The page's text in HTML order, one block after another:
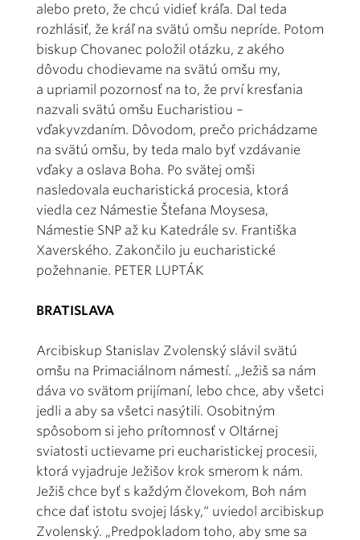
alebo preto, že chcú vidieť kráľa. Dal teda
rozhlásiť, že kráľ na svätú omšu nepríde. Potom
biskup Chovanec položil otázku, z akého
dôvodu chodievame na svätú omšu my,
a upriamil pozornosť na to, že prví kresťania
nazvali svätú omšu Eucharistiou –
vďakyvzdaním. Dôvodom, prečo prichádzame
na svätú omšu, by teda malo byť vzdávanie
vďaky a oslava Boha. Po svätej omši
nasledovala eucharistická procesia, ktorá
viedla cez Námestie Štefana Moysesa,
Námestie SNP až ku Katedrále sv. Františka
Xaverského. Zakončilo ju eucharistické
požehnanie. PETER LUPTÁK
BRATISLAVA
Arcibiskup Stanislav Zvolenský slávil svätú
omšu na Primaciálnom námestí. „Ježiš sa nám
dáva vo svätom prijímaní, lebo chce, aby všetci
jedli a aby sa všetci nasýtili. Osobitným
spôsobom si jeho prítomnosť v Oltárnej
sviatosti uctievame pri eucharistickej procesii,
ktorá vyjadruje Ježišov krok smerom k nám.
Ježiš chce byť s každým človekom, Boh nám
chce dať istotu svojej lásky,“ uviedol arcibiskup
Zvolenský. „Predpokladom toho, aby sme sa